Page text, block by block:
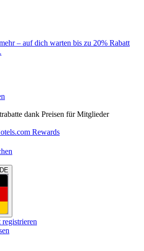
– auf dich warten bis zu 20% Rabatt
dank Preisen für Mitglieder
Rewards